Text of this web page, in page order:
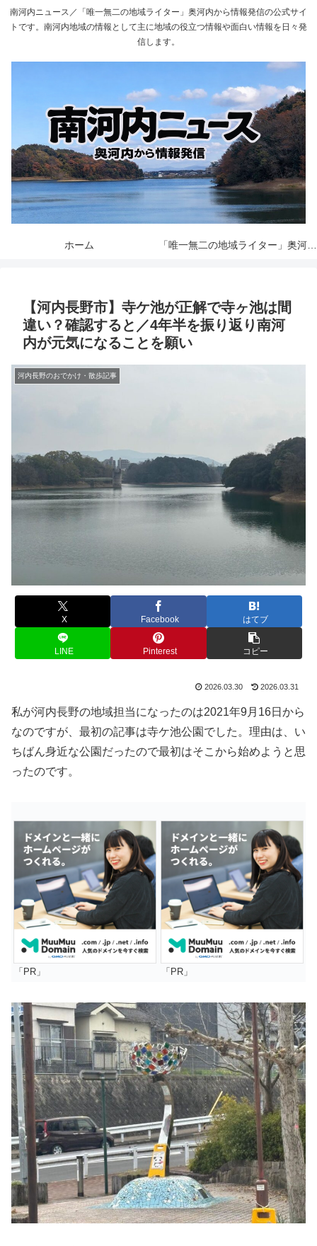
南河内ニュース／「唯一無二の地域ライター」奥河内から情報発信の公式サイ
トです。南河内地域の情報として主に地域の役立つ情報や面白い情報を日々発
信します。
ホーム
【河内長野市】寺ケ池が正解で寺ヶ池は間
違い？確認すると／4年半を振り返り南河
内が元気になることを願い
河内長野のおでかけ・散歩記事
X Facebook はてブ
LINE Pinterest コピー
2026.03.30 2026.03.31
私が河内長野の地域担当になったのは2021年9月16日から
なのですが、最初の記事は寺ケ池公園でした。理由は、い
ちばん身近な公園だったので最初はそこから始めようと思
ったのです。
「PR」 「PR」